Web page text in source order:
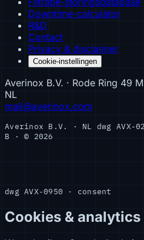
Downtime-calculator
R&D
Contact
Privacy & disclaimer
Cookie-instellingen
Averinox B.V. · Rode Ring 49
NL
mail@averinox.com
Averinox B.V. · NL dwg AVX-
B · © 2026
dwg AVX-0950 · consent
Cookies & analytics